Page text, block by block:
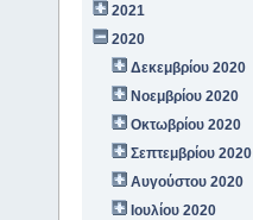
2021
2020
Δεκεμβρίου 2020
Νοεμβρίου 2020
Οκτωβρίου 2020
Σεπτεμβρίου 2020
Αυγούστου 2020
Ιουλίου 2020